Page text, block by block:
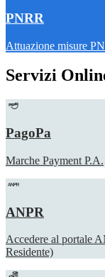
PNRR
Attuazione misure
Servizi
PagoPa
Marche Payment P.A.
ANPR
Accedere al portale
Residente)